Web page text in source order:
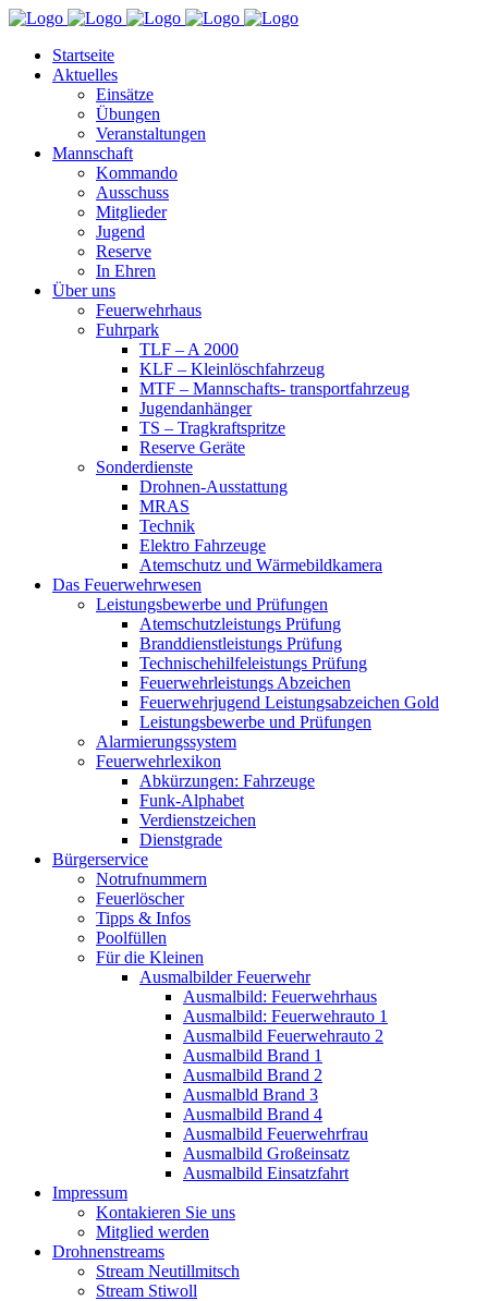
Startseite
Aktuelles
Einsätze
Übungen
Veranstaltungen
Mannschaft
Kommando
Ausschuss
Mitglieder
Jugend
Reserve
In Ehren
Über uns
Feuerwehrhaus
Fuhrpark
TLF – A 2000
KLF – Kleinlöschfahrzeug
MTF – Mannschafts- transportfahrzeug
Jugendanhänger
TS – Tragkraftspritze
Reserve Geräte
Sonderdienste
Drohnen-Ausstattung
MRAS
Technik
Elektro Fahrzeuge
Atemschutz und Wärmebildkamera
Das Feuerwehrwesen
Leistungsbewerbe und Prüfungen
Atemschutzleistungs Prüfung
Branddienstleistungs Prüfung
Technischehilfeleistungs Prüfung
Feuerwehrleistungs Abzeichen
Feuerwehrjugend Leistungsabzeichen Gold
Leistungsbewerbe und Prüfungen
Alarmierungssystem
Feuerwehrlexikon
Abkürzungen: Fahrzeuge
Funk-Alphabet
Verdienstzeichen
Dienstgrade
Bürgerservice
Notrufnummern
Feuerlöscher
Tipps & Infos
Poolfüllen
Für die Kleinen
Ausmalbilder Feuerwehr
Ausmalbild: Feuerwehrhaus
Ausmalbild: Feuerwehrauto 1
Ausmalbild Feuerwehrauto 2
Ausmalbild Brand 1
Ausmalbild Brand 2
Ausmalbld Brand 3
Ausmalbild Brand 4
Ausmalbild Feuerwehrfrau
Ausmalbild Großeinsatz
Ausmalbild Einsatzfahrt
Impressum
Kontakieren Sie uns
Mitglied werden
Drohnenstreams
Stream Neutillmitsch
Stream Stiwoll